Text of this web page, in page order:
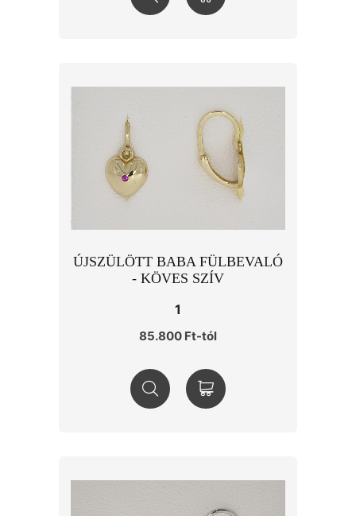
ÚJSZÜLÖTT BABA FÜLBEVALÓ
- KÖVES SZÍV
1
85.800 Ft-tól